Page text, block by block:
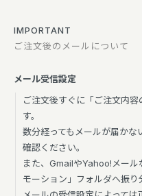
IMPORTANT
ご注文後のメールについて
メール受信設定
ご注文後すぐに「ご注文内
す。
数分経ってもメールが届か
確認ください。
また、GmailやYahoo!メー
モーション」フォルダへ振り